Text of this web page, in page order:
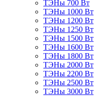
ТЭНы 700 Вт
ТЭНы 1000 Вт
ТЭНы 1200 Вт
ТЭНы 1250 Вт
ТЭНы 1500 Вт
ТЭНы 1600 Вт
ТЭНы 1800 Вт
ТЭНы 2000 Вт
ТЭНы 2200 Вт
ТЭНы 2500 Вт
ТЭНы 3000 Вт